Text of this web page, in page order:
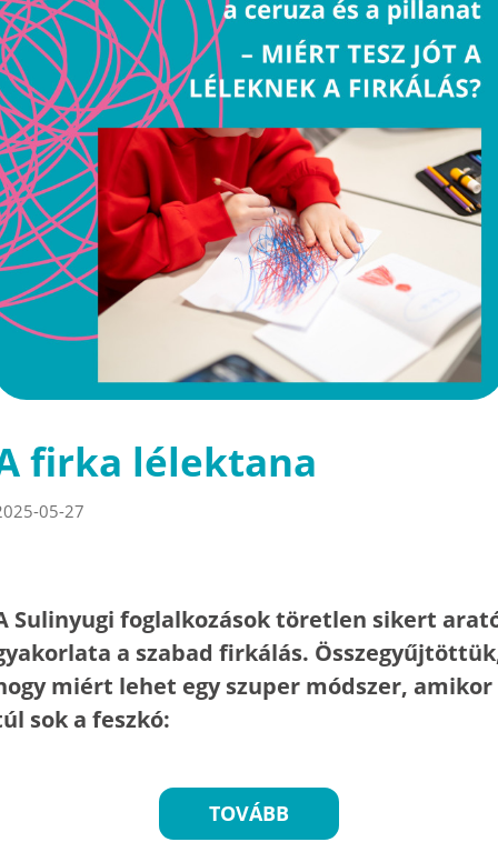
firka lélektana
05-27
Sulinyugi foglalkozások töretlen sikert
a szabad firkálás.
miért lehet egy szuper módszer, amikor
sok a feszkó:
TOVÁBB